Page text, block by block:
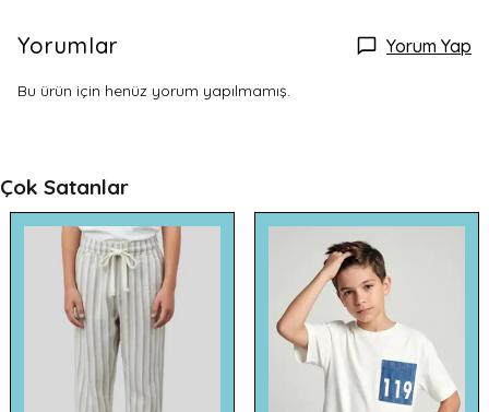
Yorumlar Yorum Yap
Bu ürün için henüz yorum yapılmamış.
Çok Satanlar